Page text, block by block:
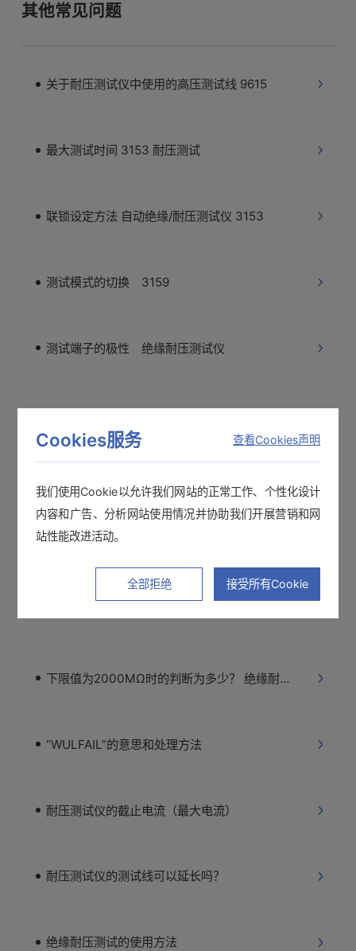
其他常见问题
关于耐压测试仪中使用的高压测试线 9615
最大测试时间 3153 耐压测试
联锁设定方法 自动绝缘/耐压测试仪 3153
测试模式的切换 3159
测试端子的极性 绝缘耐压测试仪
不会保存设置条件 绝缘耐压测试仪
下限值为2000MΩ时的判断为多少？ 绝缘耐压测试仪
“WULFAIL”的意思和处理方法
耐压测试仪的截止电流（最大电流）
耐压测试仪的测试线可以延长吗？
绝缘耐压测试的使用方法
Cookies服务 查看Cookies声明
我们使用Cookie以允许我们网站的正常工作、个性化设计
内容和广告、分析网站使用情况并协助我们开展营销和网
站性能改进活动。
全部拒绝 接受所有Cookie